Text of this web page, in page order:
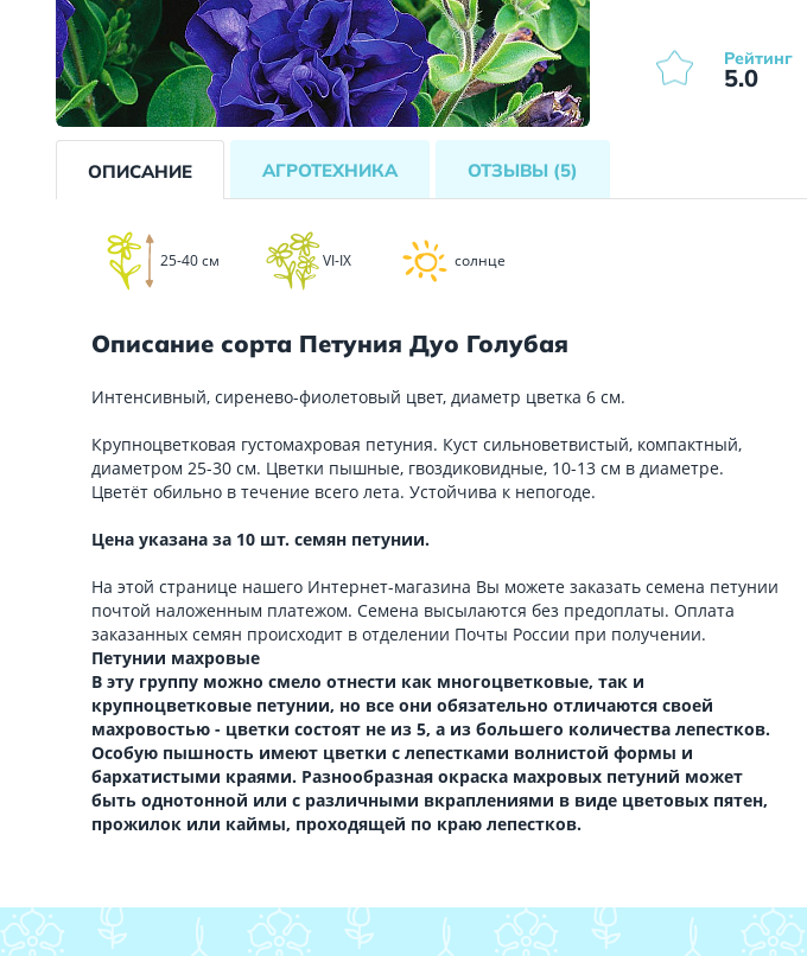
Рейтинг
5.0
ОПИСАНИЕ АГРОТЕХНИКА ОТЗЫВЫ (5)
25-40 см VI-IX солнце
Описание сорта Петуния Дуо Голубая
Интенсивный, сиренево-фиолетовый цвет, диаметр цветка 6 см.
Крупноцветковая густомахровая петуния. Куст сильноветвистый, компактный,
диаметром 25-30 см. Цветки пышные, гвоздиковидные, 10-13 см в диаметре.
Цветёт обильно в течение всего лета. Устойчива к непогоде.
Цена указана за 10 шт. семян петунии.
На этой странице нашего Интернет-магазина Вы можете заказать семена петунии
почтой наложенным платежом. Семена высылаются без предоплаты. Оплата
заказанных семян происходит в отделении Почты России при получении.
Петунии махровые
В эту группу можно смело отнести как многоцветковые, так и
крупноцветковые петунии, но все они обязательно отличаются своей
махровостью - цветки состоят не из 5, а из большего количества лепестков.
Особую пышность имеют цветки с лепестками волнистой формы и
бархатистыми краями. Разнообразная окраска махровых петуний может
быть однотонной или с различными вкраплениями в виде цветовых пятен,
прожилок или каймы, проходящей по краю лепестков.